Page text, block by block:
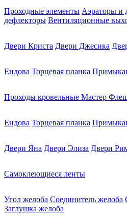
Проходные элементы Аэраторы и
дефлекторы Вентиляционные
Двери Криста Двери Джесика
Ендова Торцевая планка
Проходы кровельные Мастер
Ендова Торцевая планка
Двери Яна Двери Элиза Двери
Самоклеющиеся ленты
Угол желоба Соединитель желоба
Заглушка желоба